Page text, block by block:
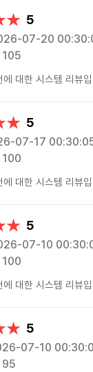
5
07-20
105
대한 시스템 리뷰
5
07-17
100
대한 시스템 리뷰
5
07-10
100
대한 시스템 리뷰
5
07-10
95